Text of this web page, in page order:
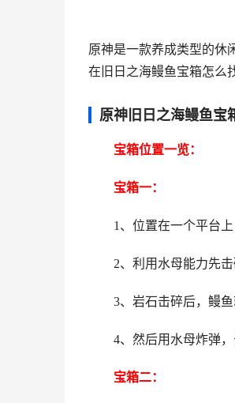
原神是一款养成类型的休
在旧日之海鳗鱼宝箱怎么
原神旧日之海鳗鱼宝
宝箱位置一览：
宝箱一：
1、位置在一个平台上
2、利用水母能力先击
3、岩石击碎后，鳗鱼
4、然后用水母炸弹，
宝箱二：